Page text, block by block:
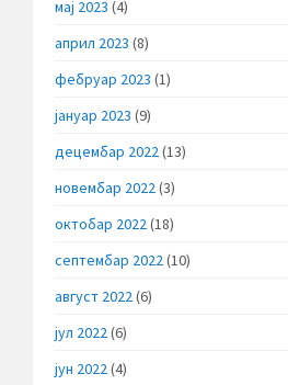
мај 2023 (4)
април 2023 (8)
фебруар 2023 (1)
јануар 2023 (9)
децембар 2022(13)
новембар 2022(3)
октобар 2022(18)
септембар 2022(10)
август 2022(6)
јул 2022(6)
јун 2022(4)